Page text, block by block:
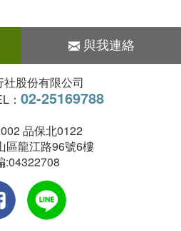
與我連絡
社股份有限公司
： 02-25169788
品保北0122
區龍江路96號6樓
:04322708